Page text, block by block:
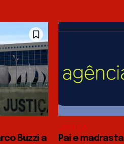
Buzzi a
JUSTIÇA
Pai e